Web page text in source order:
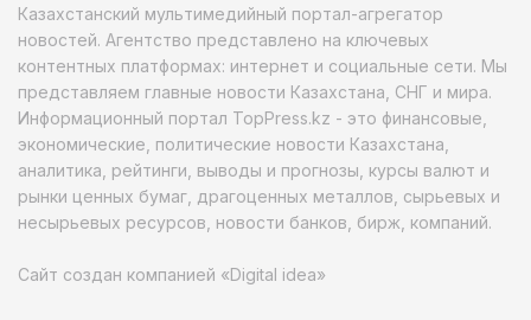
Казахстанский мультимедийный портал-агрегатор
новостей. Агентство представлено на ключевых
контентных платформах: интернет и социальные сети. Мы
представляем главные новости Казахстана, СНГ и мира.
Информационный портал TopPress.kz - это финансовые,
экономические, политические новости Казахстана,
аналитика, рейтинги, выводы и прогнозы, курсы валют и
рынки ценных бумаг, драгоценных металлов, сырьевых и
несырьевых ресурсов, новости банков, бирж, компаний.
Сайт создан компанией «Digital idea»